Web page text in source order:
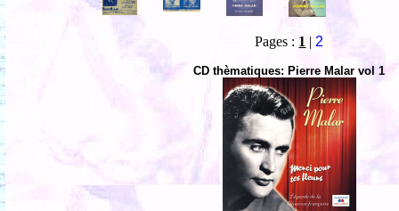
Pages : 1 | 2
CD thèmatiques: Pierre Malar vol 1